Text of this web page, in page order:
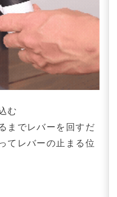
む
までレバーを回すだ
てレバーの止まる位